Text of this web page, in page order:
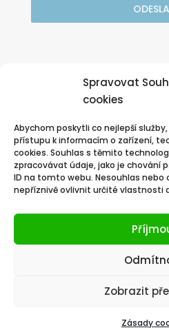
Spravovat
cookies
Abychom poskytli co nejlepší
přístupu k informacím o zařízení,
cookies. Souhlas s těmito
zpracovávat údaje, jako je chování
ID na tomto webu. Nesouhlas nebo
nepříznivě ovlivnit určité vlastnosti
Zobrazit
Zásady
nonstop